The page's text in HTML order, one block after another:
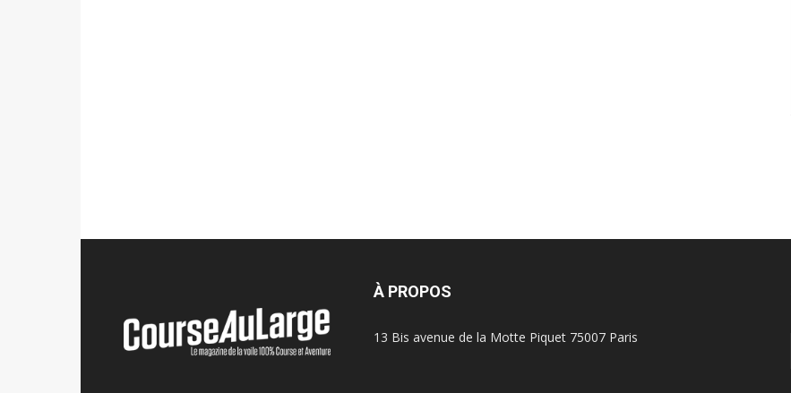
À PROPOS
13 Bis avenue de la Motte Piquet 75007 Paris